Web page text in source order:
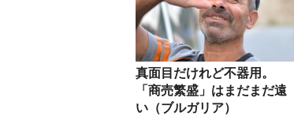
真面目だけれど不器用。
「商売繁盛」はまだまだ遠
い（ブルガリア）